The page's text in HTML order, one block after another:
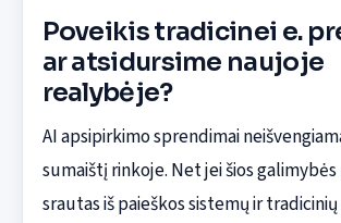
Poveikis tradicinei e.
ar atsidursime naujoje
realybėje?
AI apsipirkimo sprendimai
sumaištį rinkoje. Net jei šios
srautas iš paieškos sistemų ir tradicinių